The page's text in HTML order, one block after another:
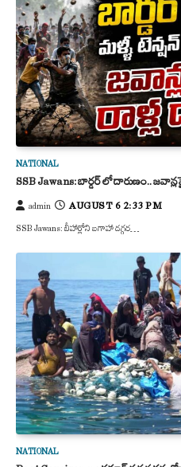
NATIONAL
SSB Jawans: బార్డర్ లో దారుణం..
admin AUGUST 6 2:33 PM
SSB Jawans: బీహార్లోని బగాహా దగ్గర…
NATIONAL